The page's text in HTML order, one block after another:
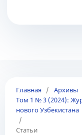
Главная / Архивы
Том 1 № 3 (2024):
нового Узбекистана
/
Статьи